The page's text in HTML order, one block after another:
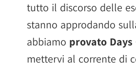
tutto il discorso delle
stanno approdando
abbiamo provato Days
mettervi al corrente di